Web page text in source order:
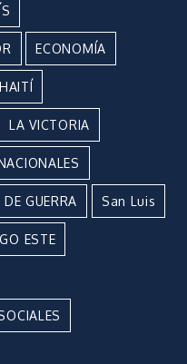
ECONOMÍA
HAITÍ
LA VICTORIA
GUERRA San Luis
ESTE